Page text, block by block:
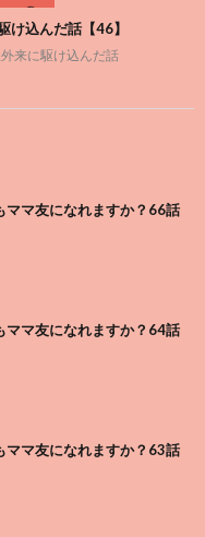
け込んだ話【46】
来に駆け込んだ話
ママ友になれますか？66話
ママ友になれますか？64話
ママ友になれますか？63話